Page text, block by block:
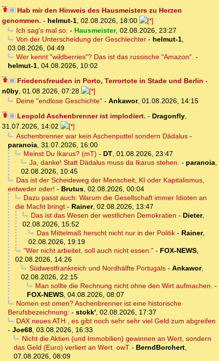
Hab mir den Hinweis des Hausmeisters zu Herzen
genommen. - helmut-1, 02.08.2026, 18:00
Ich sag's mal so: - Hausmeister, 02.08.2026, 23:27
Von der Unterscheidung der Geschlechter- helmut-1,
03.08.2026, 04:49
Wer kennt "wildberries"? Das ist das russische "Amazon". -
helmut-1, 04.08.2026, 10:02
Friedensfreuden in Porto, Terrortote in Stade und Berlin -
n0by, 01.08.2026, 07:28
Deine "endlose Geschichte"- Ankawor, 01.08.2026, 14:15
Leopold Aschenbrenner ist implodiert. - Dragonfly,
31.07.2026, 14:02
Aschenbrenner war kein Aschenputtel sondern Dädalus-
paranoia, 31.07.2026, 16:00
Meinst Du Ikarus? (mT) - DT, 01.08.2026, 23:47
Ja, danke! Statt Dädalus muss da Ikarus stehen. - paranoia,
02.08.2026, 10:45
Das ist der Scheideweg der Menscheit, KI oder Kapitalismus,
entweder oder! - Brutus, 02.08.2026, 00:04
Dazu passt auch: Warum die Gesellschaft immer Idioten an
die Macht bringt - Rainer, 02.08.2026, 13:47
Das ist das Wesen der westlichen Demokratien - Dieter,
02.08.2026, 15:52
Das Mittelmaß herscht nicht nur in der Politik- Rainer,
02.08.2026, 19:19
"Wer nicht arbeitet, soll auch nicht essen."- FOX-NEWS,
02.08.2026, 14:26
Südwestfrankreich und Nordhälfte Portugals- Ankawor,
02.08.2026, 22:15
Man sollte die Rechnung nicht ohne den Wirt aufmachen. -
FOX-NEWS, 04.08.2026, 08:07
Nomen est omen? Aschenbrenner ist eine historische
Berufsbezeichnung: - stokk', 02.08.2026, 17:37
DAX neues ATH , es gibt noch sehr sehr viel Geld zum abgreifen
- Joe68, 03.08.2026, 16:33
Nicht die Aktien (und Immobilien) gewinnen an Wert, sondern
das Geld (Euro) verliert an Wert. owT - BerndBorchert,
07.08.2026, 08:09